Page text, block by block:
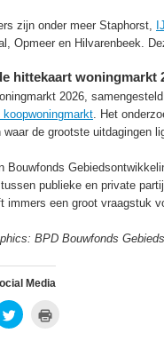
zijn onder meer Staphorst,
Opmeer en Hilvarenbeek.
hittekaart woningmarkt
2026,
. Het
de grootste uitdagingen
Bouwfonds
publieke en private
immers een groot vraagstuk
BPD Bouwfonds
Media
Klik
om